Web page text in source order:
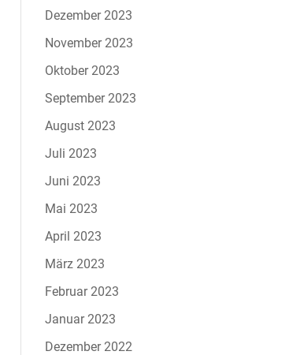
Dezember 2023
November 2023
Oktober 2023
September 2023
August 2023
Juli 2023
Juni 2023
Mai 2023
April 2023
März 2023
Februar 2023
Januar 2023
Dezember 2022